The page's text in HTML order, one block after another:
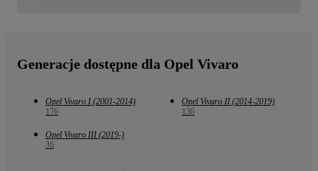
Generacje dostępne dla Opel Vivaro
Opel Vivaro I (2001-2014)
176
Opel Vivaro II (2014-2019)
136
Opel Vivaro III (2019-)
36